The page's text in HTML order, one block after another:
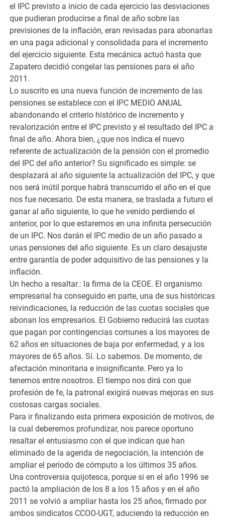
el IPC previsto a inicio de cada ejercicio las desviaciones
que pudieran producirse a final de año sobre las
previsiones de la inflación, eran revisadas para abonarlas
en una paga adicional y consolidada para el incremento
del ejercicio siguiente. Esta mecánica actuó hasta que
Zapatero decidió congelar las pensiones para el año
2011.
Lo suscrito es una nueva función de incremento de las
pensiones se establece con el IPC MEDIO ANUAL
abandonando el criterio histórico de incremento y
revalorización entre el IPC previsto y el resultado del IPC a
final de año. Ahora bien, ¿que nos indica el nuevo
referente de actualización de la pensión con el promedio
del IPC del año anterior? Su significado es simple: se
desplazará al año siguiente la actualización del IPC, y que
nos será inútil porque habrá transcurrido el año en el que
nos fue necesario. De esta manera, se traslada a futuro el
ganar al año siguiente, lo que he venido perdiendo el
anterior, por lo que estaremos en una infinita persecución
de un IPC. Nos darán el IPC medio de un año pasado a
unas pensiones del año siguiente. Es un claro desajuste
entre garantía de poder adquisitivo de las pensiones y la
inflación.
Un hecho a resaltar.: la firma de la CEOE. El organismo
empresarial ha conseguido en parte, una de sus históricas
reivindicaciones, la reducción de las cuotas sociales que
abonan los empresarios. El Gobierno reducirá las cuotas
que pagan por contingencias comunes a los mayores de
62 años en situaciones de baja por enfermedad, y a los
mayores de 65 años. Sí. Lo sabemos. De momento, de
afectación minoritaria e insignificante. Pero ya lo
tenemos entre nosotros. El tiempo nos dirá con que
profesión de fe, la patronal exigirá nuevas mejoras en sus
costosas cargas sociales.
Para ir finalizando esta primera exposición de motivos, de
la cual deberemos profundizar, nos parece oportuno
resaltar el entusiasmo con el que indican que han
eliminado de la agenda de negociación, la intención de
ampliar el período de cómputo a los últimos 35 años.
Una controversia quijotesca, porque si en el año 1996 se
pactó la ampliación de los 8 a los 15 años y en el año
2011 se volvió a ampliar hasta los 25 años, firmado por
ambos sindicatos CCOO-UGT, aduciendo la reducción en